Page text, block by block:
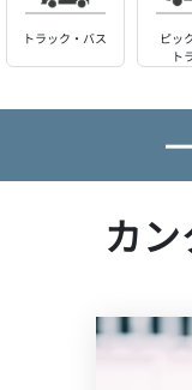
トラック・バス
ピッ
ト
カ